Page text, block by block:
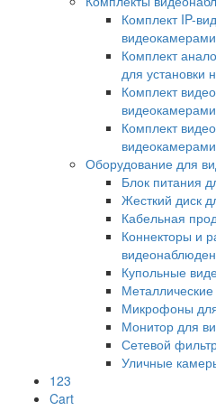
Комплект IP-
Комплект
для установки
Комплект
Комплект
Оборудование для
Блок питания
Жесткий диск
Кабельная
Коннекторы и
Купольные
Микрофоны
Монитор для
Сетевой
Уличные
123
Cart